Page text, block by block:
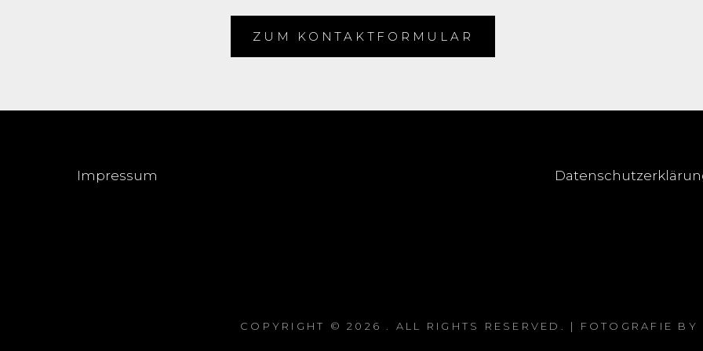
ZUM KONTAKTFORMULAR
Impressum
COPYRIGHT © 2026 . ALL RIGHTS RESERVED. | FOTOGRAFIE BY